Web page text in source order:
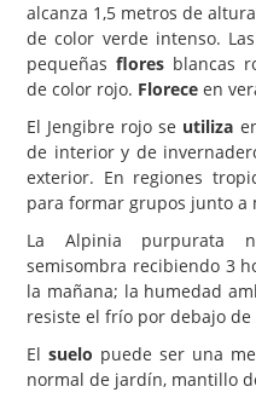
Árboles y Palmeras
Arbustos y Trepadoras
alcanza 1,5 metros de
de color verde intenso.
pequeñas floresblancas
de color rojo. Florece en
El Jengibre rojo se utiliza
de interior y de
exterior. En regiones
para formar grupos junto a
La Alpinia purpurata
semisombra recibiendo 3
la mañana; la humedad
resiste el frío por debajo de
El suelo puede ser una
normal de jardín, mantillo